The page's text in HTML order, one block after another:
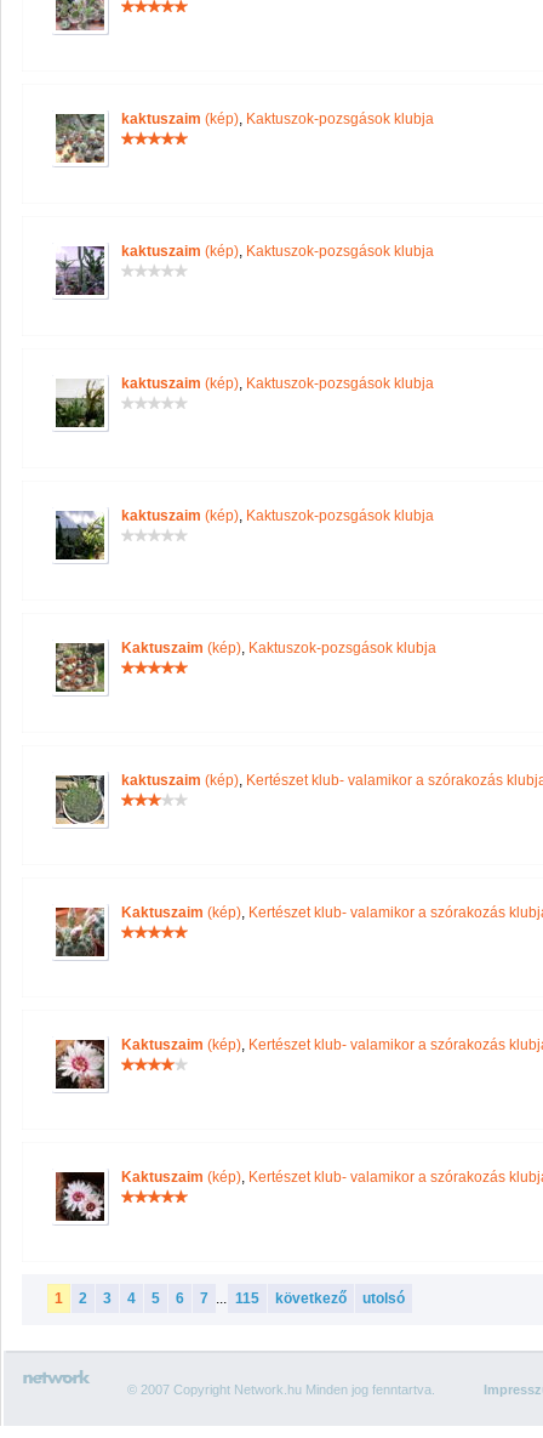
kaktuszaim (kép), Kaktuszok-pozsgások klubja
kaktuszaim (kép), Kaktuszok-pozsgások klubja
kaktuszaim (kép), Kaktuszok-pozsgások klubja
kaktuszaim (kép), Kaktuszok-pozsgások klubja
Kaktuszaim (kép), Kaktuszok-pozsgások klubja
kaktuszaim (kép), Kertészet klub- valamikor a szórakozás
Kaktuszaim (kép), Kertészet klub- valamikor a szórakozás
Kaktuszaim (kép), Kertészet klub- valamikor a szórakozás
Kaktuszaim (kép), Kertészet klub- valamikor a szórakozás
1 2 3 4 5 6 7 ... 115 következő utolsó
© 2007 Copyright Network.hu Minden jog fenntartva.